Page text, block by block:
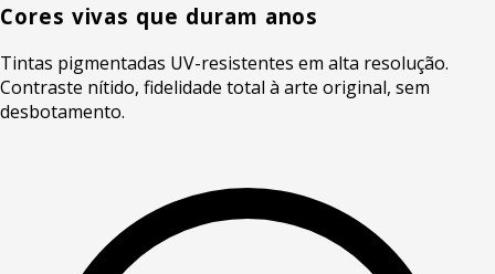
Cores vivas que duram anos
Tintas pigmentadas UV-resistentes em alta resolução.
Contraste nítido, fidelidade total à arte original, sem
desbotamento.